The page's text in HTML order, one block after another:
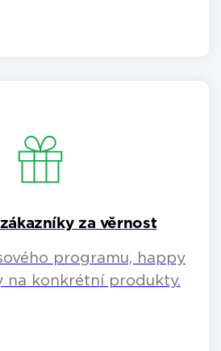
za věrnost
programu, happy
na konkrétní produkty.